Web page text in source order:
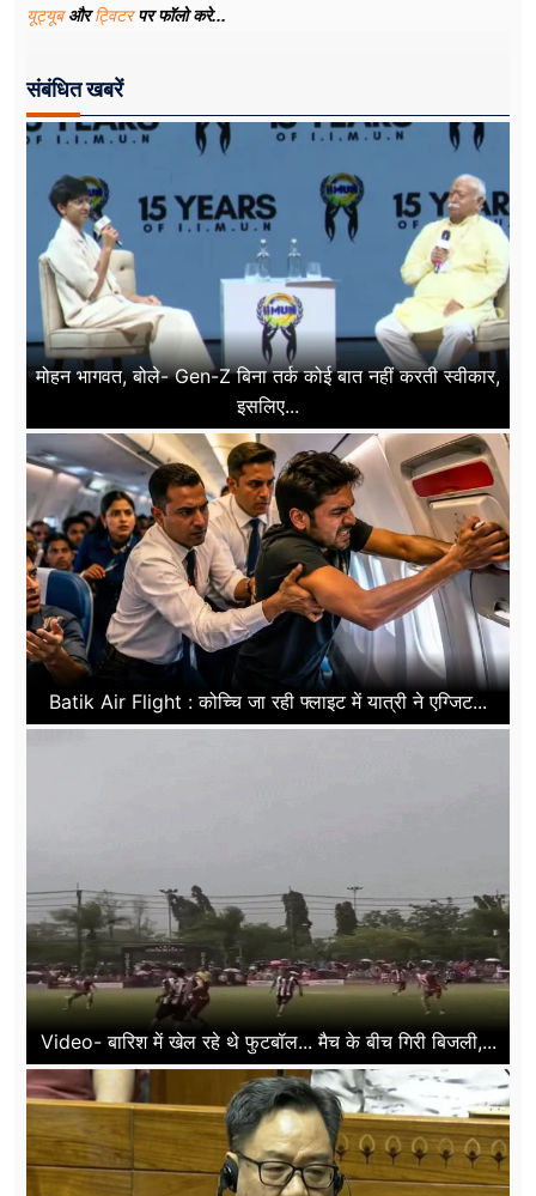
यूट्यूबऔरट्विटरपर फॉलो करे...
संबंधित खबरें
मोहन भागवत, बोले- Gen-Z बिना तर्क कोई बात नहीं करती स्वीकार,
इसलिए...
Batik Air Flight : कोच्चि जा रही फ्लाइट में यात्री ने एग्जिट...
Video- बारिश में खेल रहे थे फुटबॉल... मैच के बीच गिरी बिजली,...